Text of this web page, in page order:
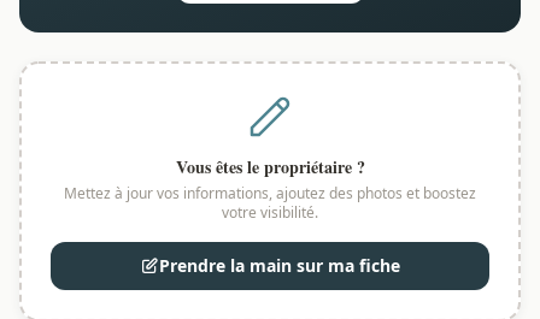
Vous êtes le propriétaire ?
Mettez à jour vos informations, ajoutez des photos et boostez
votre visibilité.
Prendre la main sur ma fiche